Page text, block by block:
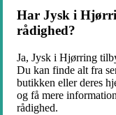
Har Jysk i
rådighed?
Ja, Jysk i Hjørring
Du kan finde alt fra
butikken eller deres
og få mere
rådighed.